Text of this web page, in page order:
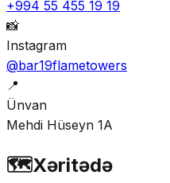
+994 55 455 19 19
📸
Instagram
@bar19flametowers
📍
Ünvan
Mehdi Hüseyn 1A
🗺️Xəritədə